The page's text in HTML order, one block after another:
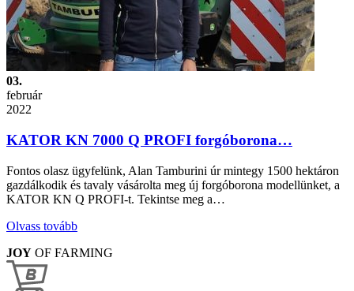
03.
február
2022
KATOR KN 7000 Q PROFI forgóborona…
Fontos olasz ügyfelünk, Alan Tamburini úr mintegy 1500 hektáron
gazdálkodik és tavaly vásárolta meg új forgóborona modellünket, a
KATOR KN Q PROFI-t. Tekintse meg a…
Olvass tovább
JOY OF FARMING